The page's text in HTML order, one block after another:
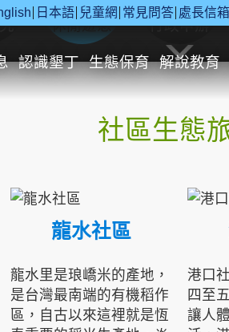
日本語 兒童網 常見問答 處長信箱
認識墾丁 生態保育 解說教育
休閒遊憩 行政申辦
社區生態
龍水社區
龍水里是琅嶠米的產地，
是台灣最南端的有機稻作
區，自古以來這裡就是恆
港口
四至
讓人